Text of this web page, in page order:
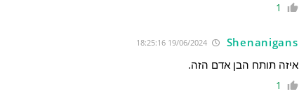
1
Shenanigans
19/06/2024 18:25:16
איזה תותח הבן אדם הזה.
1